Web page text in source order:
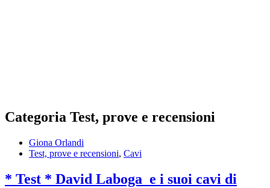
Categoria Test, prove e recensioni
Giona Orlandi
Test, prove e recensioni, Cavi
* Test * David Laboga e i suoi cavi di